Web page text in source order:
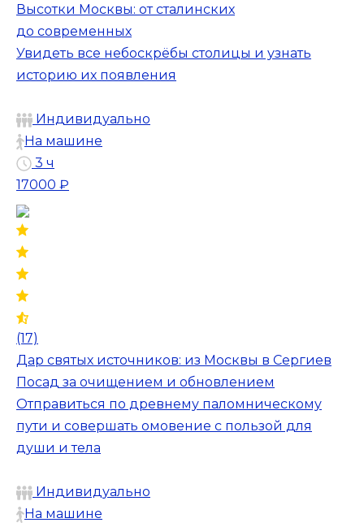
Высотки Москвы: от сталинских
до современных
Увидеть все небоскрёбы столицы и узнать
историю их появления
Индивидуально
На машине
3 ч
17000 ₽
(17)
Дар святых источников: из Москвы в Сергиев
Посад за очищением и обновлением
Отправиться по древнему паломническому
пути и совершать омовение с пользой для
души и тела
Индивидуально
На машине